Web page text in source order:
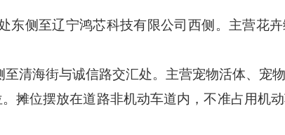
东侧至辽宁鸿芯科技有限公司西侧 。 主营花卉
清海街与诚信路交汇处。 主营宠物活体、宠
。 摊位摆放在道路非机动车道内，不准占用机